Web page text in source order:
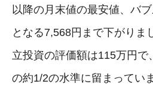
以降の月末値の最安値、バ
となる7,568円まで下がりま
立投資の評価額は115万円で
の約1/2の水準に留まってい